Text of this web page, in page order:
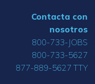
Contacta con
nosotros
800-733-JOBS
800-733-5627
877-889-5627 TTY